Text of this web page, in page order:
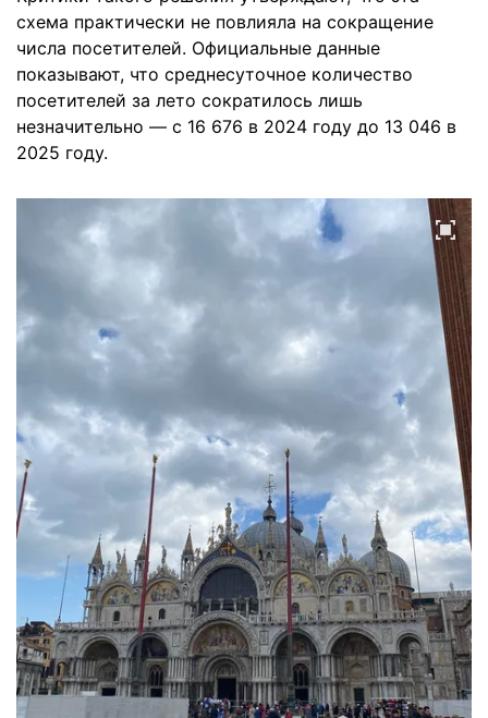
схема практически не повлияла на сокращение
числа посетителей. Официальные данные
показывают, что среднесуточное количество
посетителей за лето сократилось лишь
незначительно — с 16 676 в 2024 году до 13 046 в
2025 году.